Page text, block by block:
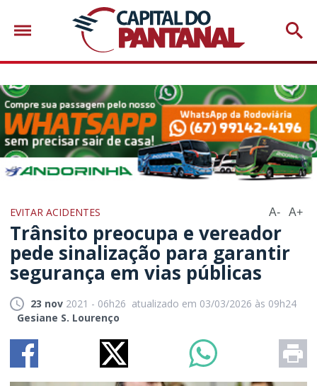
EVITAR ACIDENTES A- A+
Trânsito preocupa e vereador
pede sinalização para garantir
segurança em vias públicas
23 nov 2021 - 06h26 atualizado em 03/03/2026 às 09h24
Gesiane S. Lourenço